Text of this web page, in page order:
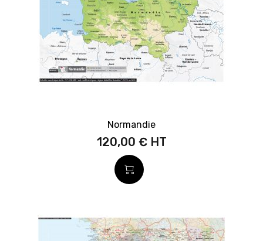
Normandie
120,00 €